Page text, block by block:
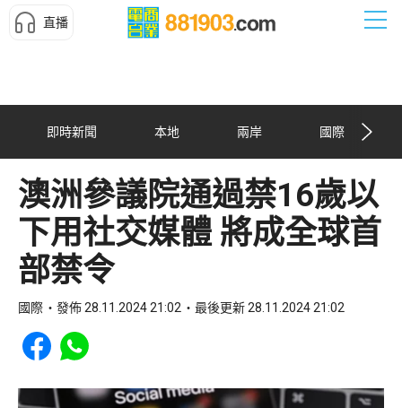
直播
即時新聞 本地 兩岸 國際
澳洲參議院通過禁16歲以
下用社交媒體 將成全球首
部禁令
國際 發佈 28.11.2024 21:02 最後更新 28.11.2024 21:02
Share to Facebook
Share to WhatsApp